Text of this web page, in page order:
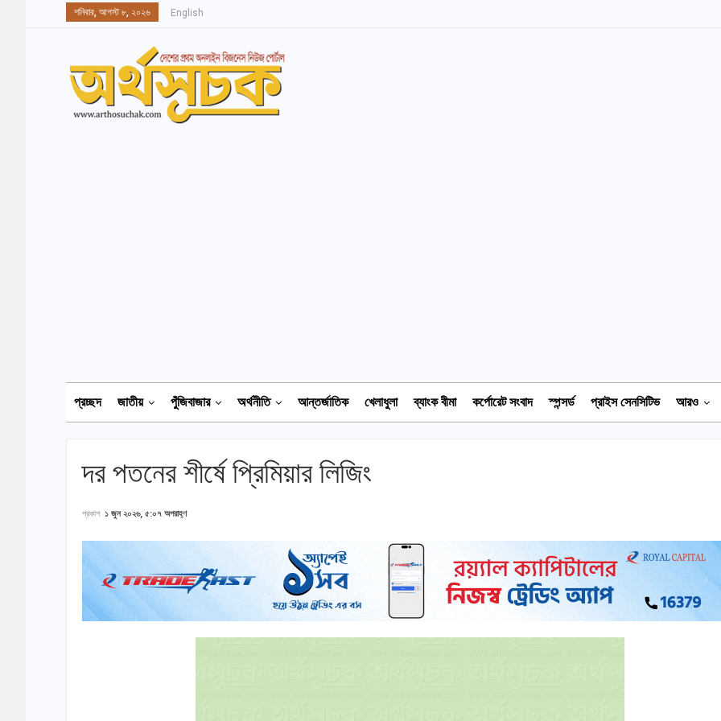
শনিবার, আগস্ট ৮, ২০২৬ English
প্রচ্ছদ জাতীয় পুঁজিবাজার অর্থনীতি আন্তর্জাতিক খেলাধুলা ব্যাংক বীমা কর্পোরেট সংবাদ স্পন্সর্ড প্রাইস সেনসিটিভ আরও
দর পতনের শীর্ষে প্রিমিয়ার লিজিং
প্রকাশ ১ জুন ২০২৬, ৫:০৭ অপরাহ্ণ